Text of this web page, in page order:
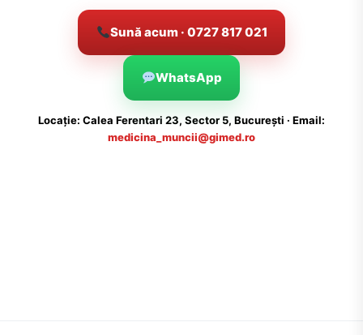
Sună acum · 0727 817 021
WhatsApp
Locație: Calea Ferentari 23, Sector 5, București · Email:
medicina_muncii@gimed.ro